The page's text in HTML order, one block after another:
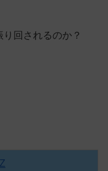
回されるのか？